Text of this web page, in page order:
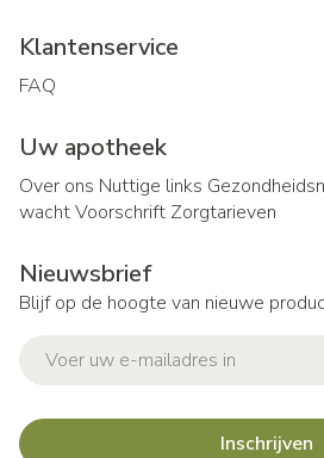
Klantenservice
FAQ
Uw apotheek
Over ons Nuttige links
wachtVoorschrift Zorgtarieven
Nieuwsbrief
Blijf op de hoogte van nieuwe
Inschrijven